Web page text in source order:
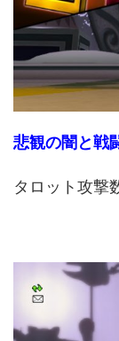
悲観の闇と戦
タロット攻撃